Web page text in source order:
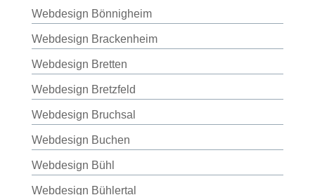
Webdesign Bönnigheim
Webdesign Brackenheim
Webdesign Bretten
Webdesign Bretzfeld
Webdesign Bruchsal
Webdesign Buchen
Webdesign Bühl
Webdesign Bühlertal